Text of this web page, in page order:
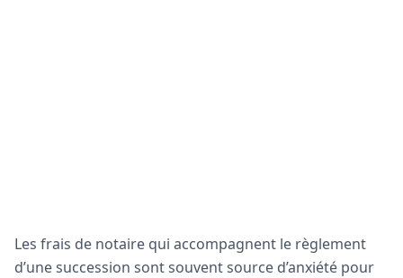
Les frais de notaire qui accompagnent le règlement
d’une succession sont souvent source d’anxiété pour